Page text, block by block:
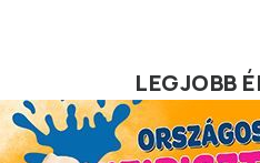
LEGJOBB